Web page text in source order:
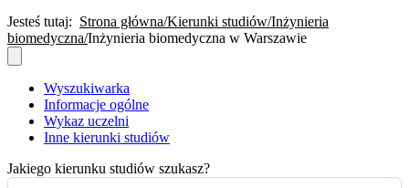
Jesteś tutaj: Strona główna Kierunki studiów Inżynieria
biomedyczna Inżynieria biomedyczna w Warszawie
Wyszukiwarka
Informacje ogólne
Wykaz uczelni
Inne kierunki studiów
Jakiego kierunku studiów szukasz?